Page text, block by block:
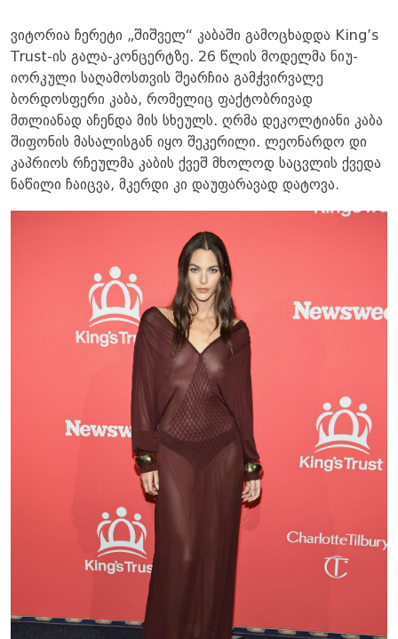
ვიტორია ჩერეტი „შიშველ“ კაბაში გამოცხადდა King’s
Trust-ის გალა-კონცერტზე. 26 წლის მოდელმა ნიუ-
იორკული საღამოსთვის შეარჩია გამჭვირვალე
ბორდოსფერი კაბა, რომელიც ფაქტობრივად
მთლიანად აჩენდა მის სხეულს. ღრმა დეკოლტიანი კაბა
შიფონის მასალისგან იყო შეკერილი. ლეონარდო დი
კაპრიოს რჩეულმა კაბის ქვეშ მხოლოდ საცვლის ქვედა
ნაწილი ჩაიცვა, მკერდი კი დაუფარავად დატოვა.